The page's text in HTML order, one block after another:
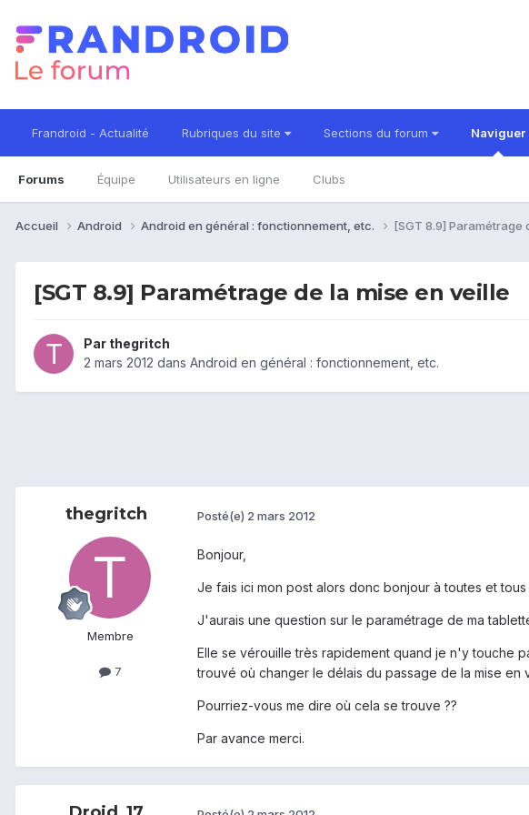
Frandroid - Actualité Rubriques du site Sections du forum Naviguer
Forums Équipe Utilisateurs en ligne Clubs
Accueil Android Android en général : fonctionnement, etc. [SGT 8.9] Paramétrage
[SGT 8.9] Paramétrage de la mise en veille
Par thegritch
2 mars 2012 dans Android en général : fonctionnement, etc.
thegritch
Membre
7
Posté(e) 2 mars 2012
Bonjour,
Je fais ici mon post alors donc bonjour à toutes et tous
J'aurais une question sur le paramétrage de ma
Elle se vérouille très rapidement quand je n'y touche
trouvé où changer le délais du passage de la mise en
Pourriez-vous me dire où cela se trouve ??
Par avance merci.